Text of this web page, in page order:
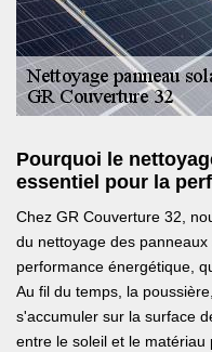
Pourquoi le
essentiel pour la
Chez GR Couverture 32,
du nettoyage des
performance énergétique,
Au fil du temps, la
s'accumuler sur la surface
entre le soleil et le